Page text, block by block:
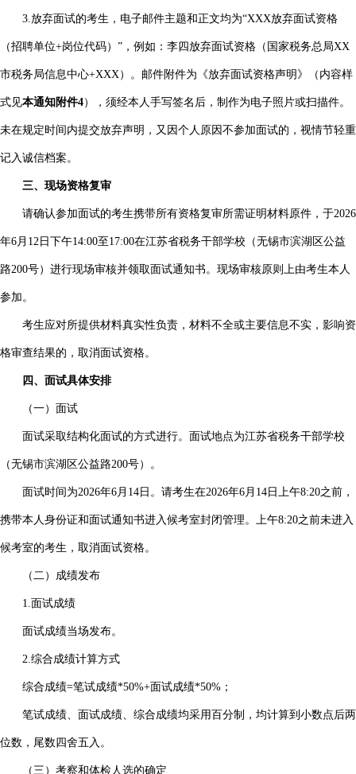
3.放弃面试的考生，电子邮件主题和正文均为“XXX放弃面试资格
（招聘单位+岗位代码）”，例如：李四放弃面试资格（国家税务总局XX
市税务局信息中心+XXX）。邮件附件为《放弃面试资格声明》（内容样
式见本通知附件4），须经本人手写签名后，制作为电子照片或扫描件。
未在规定时间内提交放弃声明，又因个人原因不参加面试的，视情节轻重
记入诚信档案。
三、现场资格复审
请确认参加面试的考生携带所有资格复审所需证明材料原件，于2026
年6月12日下午14:00至17:00在江苏省税务干部学校（无锡市滨湖区公益
路200号）进行现场审核并领取面试通知书。现场审核原则上由考生本人
参加。
考生应对所提供材料真实性负责，材料不全或主要信息不实，影响资
格审查结果的，取消面试资格。
四、面试具体安排
（一）面试
面试采取结构化面试的方式进行。面试地点为江苏省税务干部学校
（无锡市滨湖区公益路200号）。
面试时间为2026年6月14日。请考生在2026年6月14日上午8:20之前，
携带本人身份证和面试通知书进入候考室封闭管理。上午8:20之前未进入
候考室的考生，取消面试资格。
（二）成绩发布
1.面试成绩
面试成绩当场发布。
2.综合成绩计算方式
综合成绩=笔试成绩*50%+面试成绩*50%；
笔试成绩、面试成绩、综合成绩均采用百分制，均计算到小数点后两
位数，尾数四舍五入。
（三）考察和体检人选的确定